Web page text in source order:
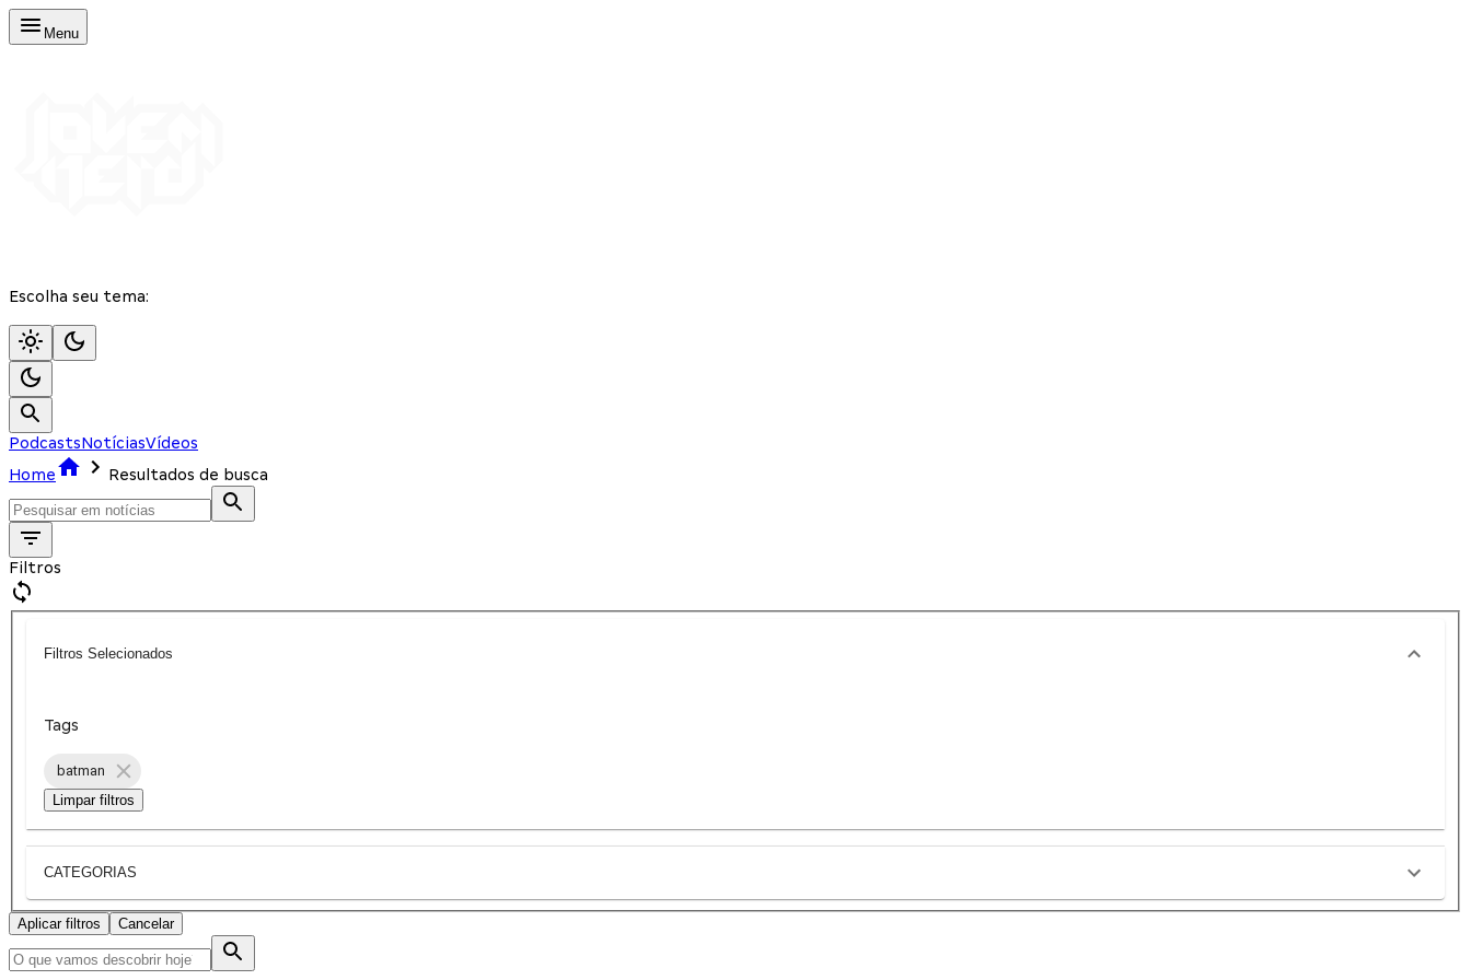
Menu
Escolha seu tema:
PodcastsNotíciasVídeos
Home
Resultados de busca
Filtros
Filtros Selecionados
Tags
batman
Limpar filtros
CATEGORIAS
Aplicar filtros Cancelar